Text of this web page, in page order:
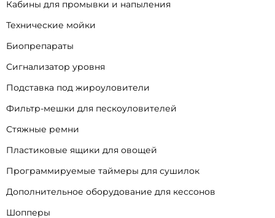
Кабины для промывки и напыления
Технические мойки
Биопрепараты
Сигнализатор уровня
Подставка под жироуловители
Фильтр-мешки для пескоуловителей
Стяжные ремни
Пластиковые ящики для овощей
Программируемые таймеры для сушилок
Дополнительное оборудование для кессонов
Шопперы